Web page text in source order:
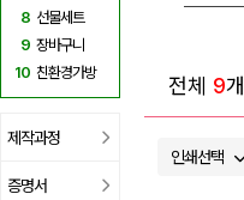
8 선물세트
9 장바구니
10 친환경가방
제작과정
증명서
전체 9개
인쇄선택